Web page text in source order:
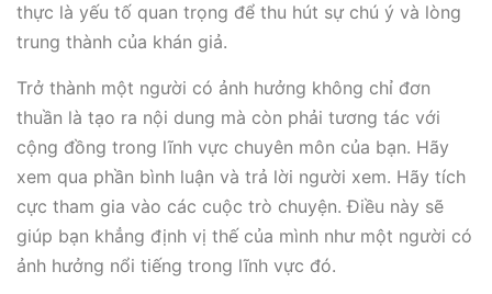
thực là yếu tố quan trọng để thu hút sự chú ý và lòng
trung thành của khán giả.
Trở thành một người có ảnh hưởng không chỉ đơn
thuần là tạo ra nội dung mà còn phải tương tác với
cộng đồng trong lĩnh vực chuyên môn của bạn. Hãy
xem qua phần bình luận và trả lời người xem. Hãy tích
cực tham gia vào các cuộc trò chuyện. Điều này sẽ
giúp bạn khẳng định vị thế của mình như một người có
ảnh hưởng nổi tiếng trong lĩnh vực đó.